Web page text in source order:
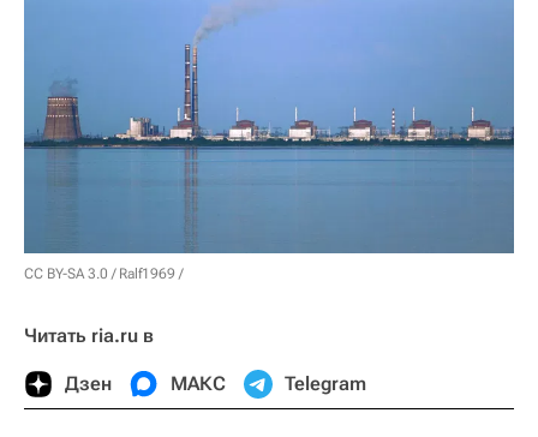
CC BY-SA 3.0 / Ralf1969 /
Читать ria.ru в
Дзен МАКС Telegram